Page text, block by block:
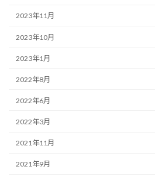
2023年11月
2023年10月
2023年1月
2022年8月
2022年6月
2022年3月
2021年11月
2021年9月